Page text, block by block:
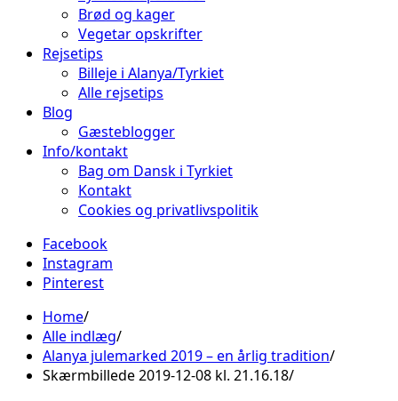
Brød og kager
Vegetar opskrifter
Rejsetips
Billeje i Alanya/Tyrkiet
Alle rejsetips
Blog
Gæsteblogger
Info/kontakt
Bag om Dansk i Tyrkiet
Kontakt
Cookies og privatlivspolitik
Facebook
Instagram
Pinterest
Home
Alle indlæg
Alanya julemarked 2019 – en årlig tradition
Skærmbillede 2019-12-08 kl. 21.16.18